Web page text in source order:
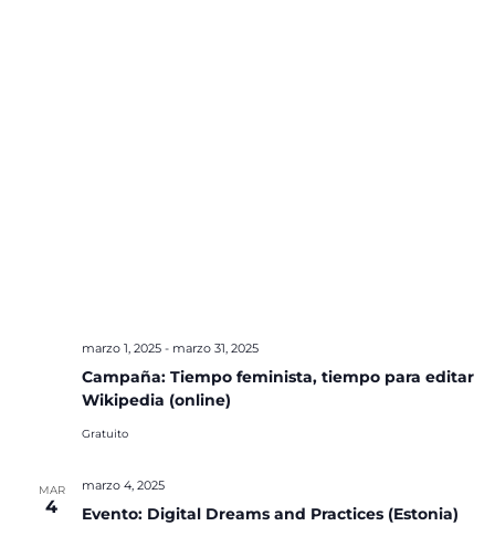
Campaña: Tiempo feminista, tiempo para editar
Wikipedia (online)
marzo 1, 2025- marzo 31, 2025
Gratuito
MAR
4 Evento: Digital Dreams and Practices (Estonia)
marzo 4, 2025